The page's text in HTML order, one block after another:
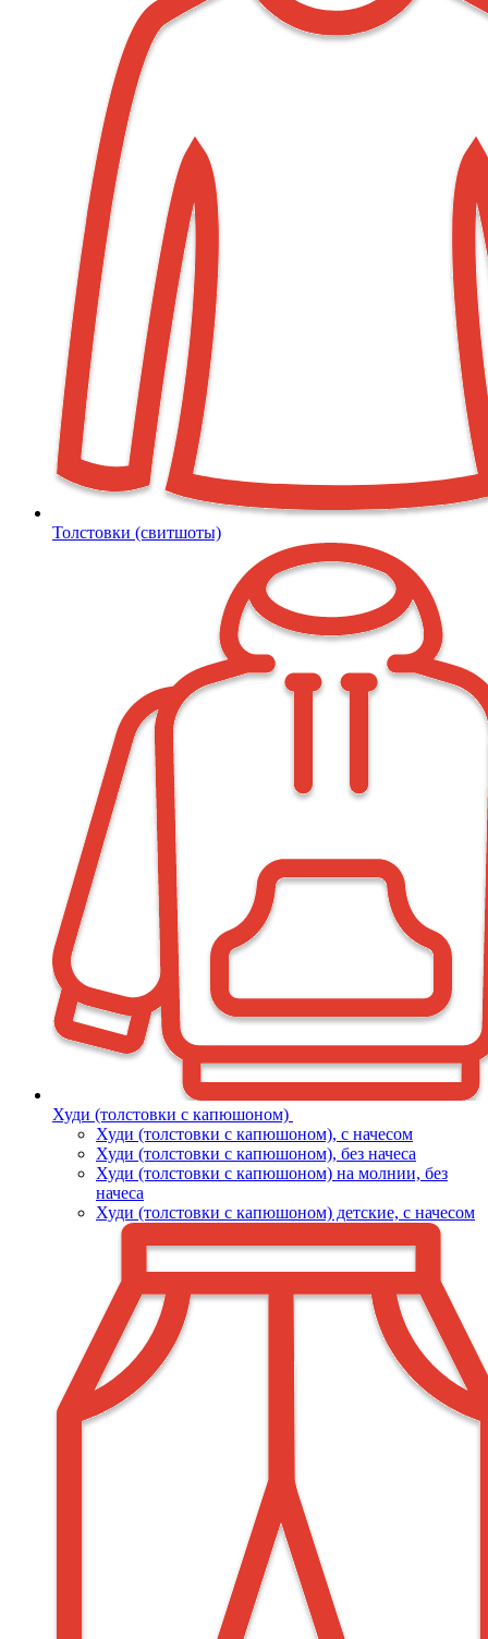
Толстовки (свитшоты)
Худи (толстовки с капюшоном)
Худи (толстовки c капюшоном), с начесом
Худи (толстовки c капюшоном), без начеса
Худи (толстовки с капюшоном) на молнии, без
начеса
Худи (толстовки c капюшоном) детские, с начесом